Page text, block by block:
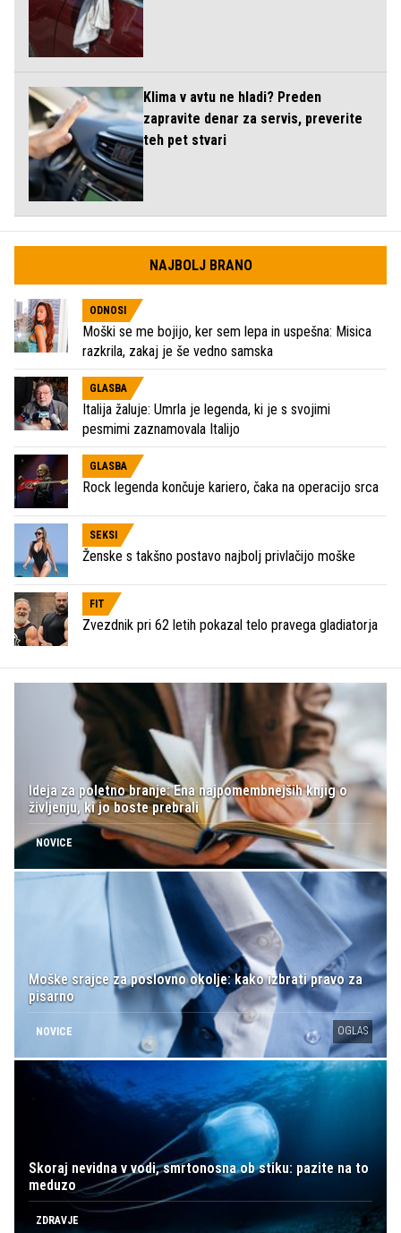
Klima v avtu ne hladi? Preden
zapravite denar za servis, preverite
teh pet stvari
NAJBOLJ BRANO
ODNOSI
Moški se me bojijo, ker sem lepa in uspešna: Misica
razkrila, zakaj je še vedno samska
GLASBA
Italija žaluje: Umrla je legenda, ki je s svojimi
pesmimi zaznamovala Italijo
GLASBA
Rock legenda končuje kariero, čaka na operacijo srca
SEKSI
Ženske s takšno postavo najbolj privlačijo moške
FIT
Zvezdnik pri 62 letih pokazal telo pravega gladiatorja
Ideja za poletno branje: Ena najpomembnejših knjig o
življenju, ki jo boste prebrali
NOVICE
Moške srajce za poslovno okolje: kako izbrati pravo za
pisarno
NOVICE OGLAS
Skoraj nevidna v vodi, smrtonosna ob stiku: pazite na to
meduzo
ZDRAVJE